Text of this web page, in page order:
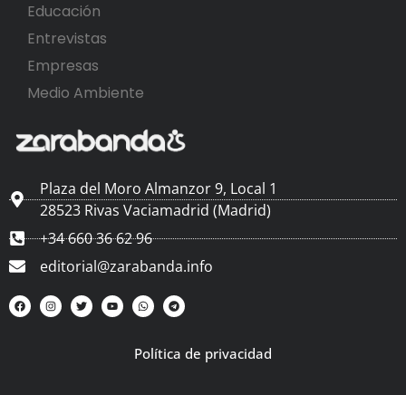
Educación
Entrevistas
Empresas
Medio Ambiente
Plaza del Moro Almanzor 9, Local 1
28523 Rivas Vaciamadrid (Madrid)
+34 660 36 62 96
editorial@zarabanda.info
Política de privacidad